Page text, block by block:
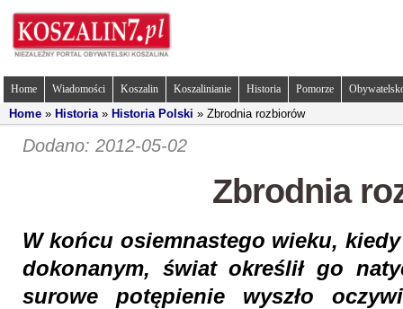
Home Wiadomości Koszalin Koszalinianie Historia Pomorze
Home » Historia» Historia Polski » Zbrodnia rozbiorów
Dodano: 2012-05-02
Zbrodnia
W końcu osiemnastego wieku,
dokonanym, świat określił go
surowe potępienie wyszło